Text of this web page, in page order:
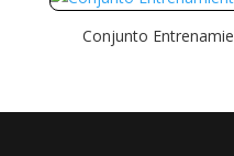
Conjunto